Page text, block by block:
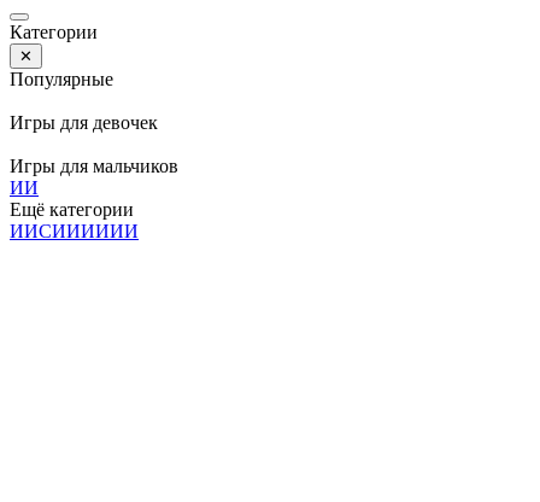
Категории
✕
Популярные
Игры для девочек
Игры для мальчиков
ИИ
Ещё категории
ИИСИИИИИИ